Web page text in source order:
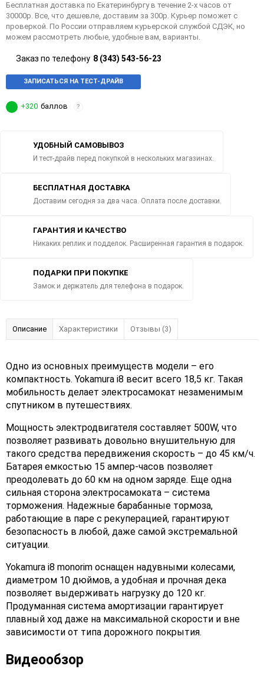
Бесплатная доставка по Екатеринбургу в течение 2-х часов от
30000р. Все, что дешевле, доставим за 300р. Курьер поможет с
проверкой. По России отправляем курьерской службой СДЭК, но
можем рассмотреть любые, удобные вам, варианты.
Заказ по телефону 8 (343) 543-56-23
ЗАПИСАТЬСЯ НА ТЕСТ-ДРАЙВ
+320 баллов ?
УДОБНЫЙ САМОВЫВОЗ
И тест-драйв перед покупкой в нескольких магазинах.
БЕСПЛАТНАЯ ДОСТАВКА
Доставим сегодня за два часа. Оплата после доставки.
ГАРАНТИЯ И КАЧЕСТВО
Никаких реплик и подделок. Расширенная гарантия в подарок.
ПОДАРКИ ПРИ ПОКУПКЕ
Замок и держатель для телефона в подарок.
Описание Характеристики Отзывы (3)
Одно из основных преимуществ модели – его
компактность. Yokamura i8 весит всего 18,5 кг. Такая
мобильность делает электросамокат незаменимым
спутником в путешествиях.
Мощность электродвигателя составляет 500W, что
позволяет развивать довольно внушительную для
такого средства передвижения скорость – до 45 км/ч.
Батарея емкостью 15 ампер-часов позволяет
преодолевать до 60 км на одном заряде. Еще одна
сильная сторона электросамоката – система
торможения. Надежные барабанные тормоза,
работающие в паре с рекуперацией, гарантируют
безопасность в любой, даже самой экстремальной
ситуации.
Yokamura i8 monorim оснащен надувными колесами,
диаметром 10 дюймов, а удобная и прочная дека
позволяет выдерживать нагрузку до 120 кг.
Продуманная система амортизации гарантирует
плавный ход даже на максимальной скорости и вне
зависимости от типа дорожного покрытия.
Видеообзор